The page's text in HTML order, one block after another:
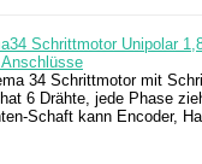
Schrittmotor Unipolar
34 Schrittmotor mit
6 Drähte, jede Phase
Schaft kann Encoder,